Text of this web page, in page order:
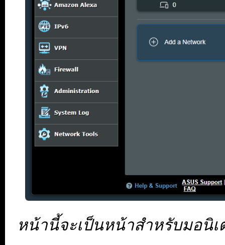
หน้านี้จะเป็นหน้าสำหรับมอนิ